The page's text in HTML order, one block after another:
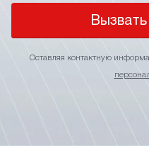
Оставляя контактную